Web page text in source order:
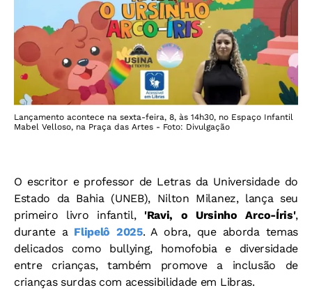
Lançamento acontece na sexta-feira, 8, às 14h30, no Espaço Infantil
Mabel Velloso, na Praça das Artes - Foto: Divulgação
O escritor e professor de Letras da Universidade do
Estado da Bahia (UNEB), Nilton Milanez, lança seu
primeiro livro infantil, 'Ravi, o Ursinho Arco-Íris',
durante a Flipelô 2025. A obra, que aborda temas
delicados como bullying, homofobia e diversidade
entre crianças, também promove a inclusão de
crianças surdas com acessibilidade em Libras.